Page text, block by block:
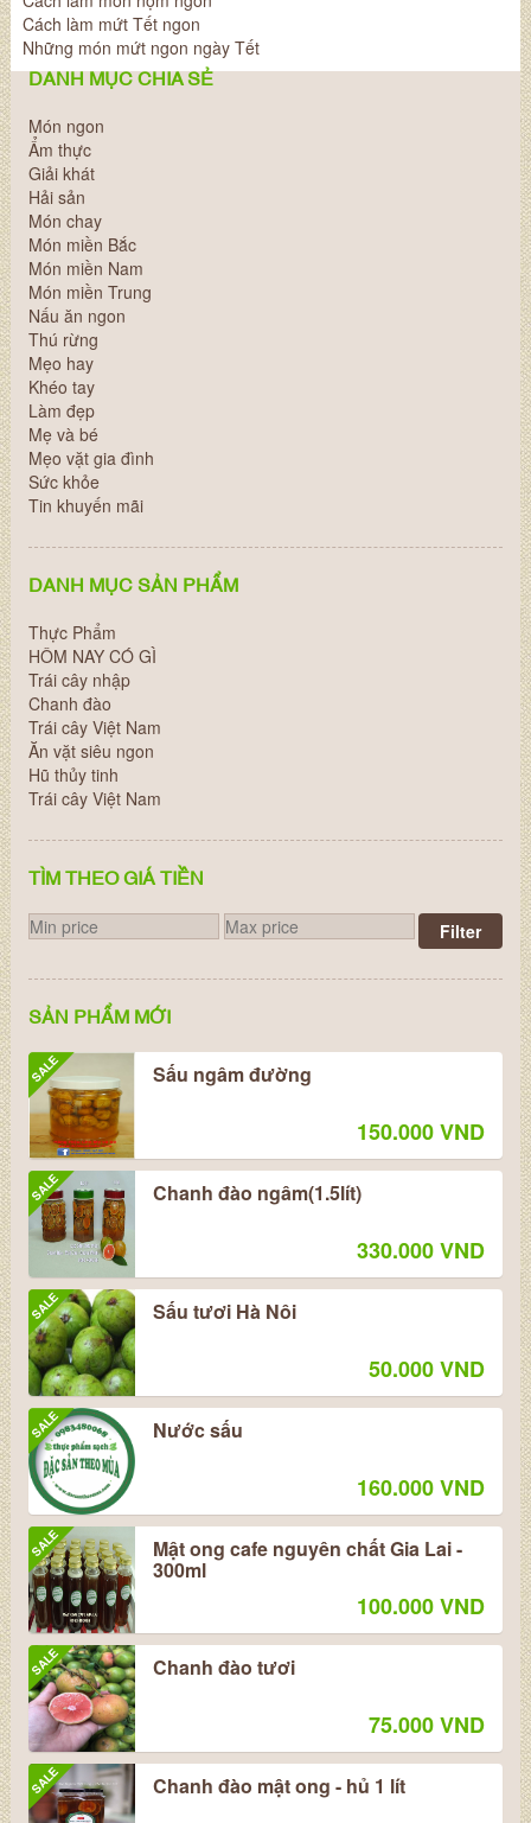
Cách làm mứt Tết ngon
Những món mứt ngon ngày Tết
DANH MỤC CHIA SẺ
Món ngon
Ẩm thực
Giải khát
Hải sản
Món chay
Món miền Bắc
Món miền Nam
Món miền Trung
Nấu ăn ngon
Thú rừng
Mẹo hay
Khéo tay
Làm đẹp
Mẹ và bé
Mẹo vặt gia đình
Sức khỏe
Tin khuyến mãi
DANH MỤC SẢN PHẨM
Thực Phẩm
HÔM NAY CÓ GÌ
Trái cây nhập
Chanh đào
Trái cây Việt Nam
Ăn vặt siêu ngon
Hũ thủy tinh
Trái cây Việt Nam
TÌM THEO GIÁ TIỀN
Filter
SẢN PHẨM MỚI
SALE Sấu ngâm đường
150.000 VND
SALE Chanh đào ngâm(1.5lít)
330.000 VND
SALE Sấu tươi Hà Nôi
50.000 VND
SALE Nước sấu
160.000 VND
SALE Mật ong cafe nguyên chất Gia Lai -
300ml
100.000 VND
SALE Chanh đào tươi
75.000 VND
SALE Chanh đào mật ong - hủ 1 lít